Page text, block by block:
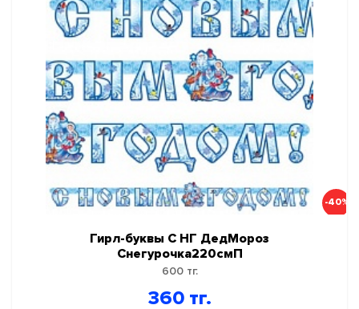
-40%
Гирл-буквы С НГ ДедМороз
Снегурочка220смП
600 тг.
360 тг.